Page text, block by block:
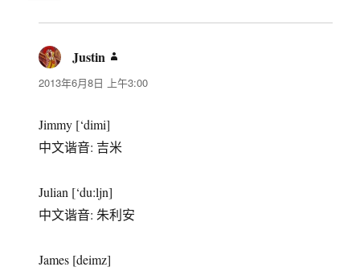
Justin
道：
2013年6月8日 上午3:00
Jimmy [‘dimi]
中文谐音: 吉米
Julian [‘du:ljn]
中文谐音: 朱利安
James [deimz]